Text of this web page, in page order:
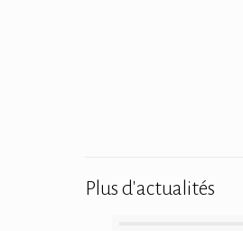
Plus d'actualités